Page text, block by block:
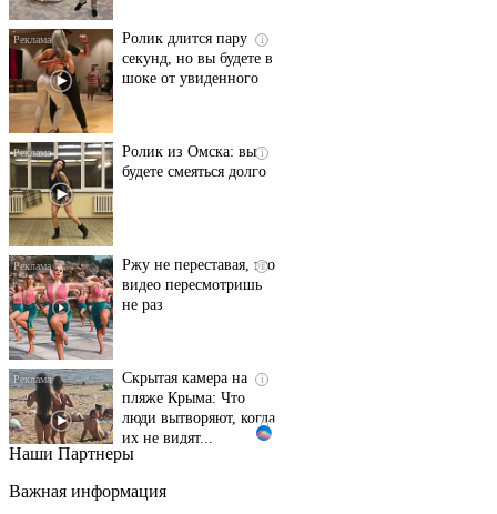
секунд, но вы будете в
шоке от увиденного
будете смеяться долго
видео пересмотришь
не раз
пляже Крыма: Что
люди вытворяют, когда
их не видят...
Ролик длится
смеяться вы будете
Наши Партнеры
Важная информация